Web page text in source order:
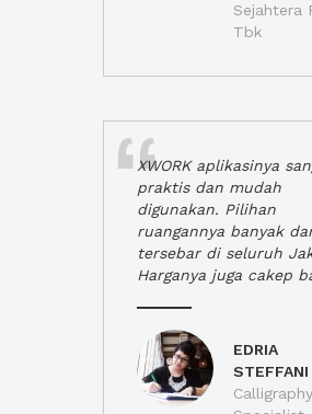
Sejahtera
Tbk
XWORK aplikasinya
praktis dan mudah
digunakan. Pilihan
ruangannya banyak
tersebar di seluruh
Harganya juga cakep
EDRIA
STEFFANI
Calligraphy